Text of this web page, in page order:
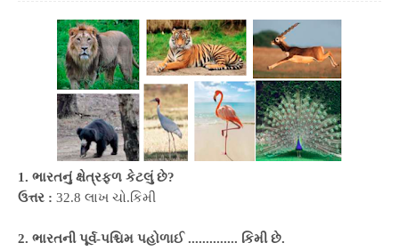
1. ભારતનું ક્ષેત્રફળ કેટલું છે?
ઉત્તર : 32.8 લાખ ચો.કિમી
2. ભારતની પૂર્વ-પશ્ચિમ પહોળાઈ .............. કિમી છે.